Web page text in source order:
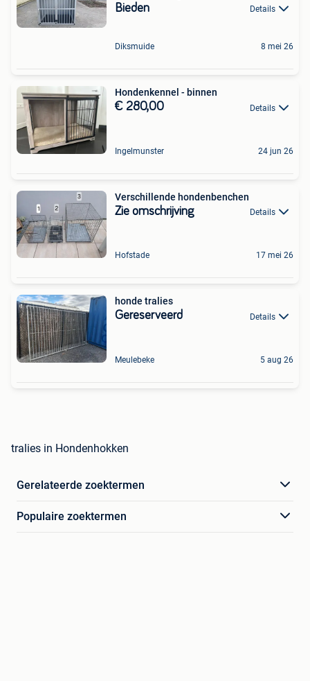
Bieden Details
Diksmuide 8 mei 26
Hondenkennel - binnen
€ 280,00 Details
Ingelmunster 24 jun 26
Verschillende hondenbenchen
Zie omschrijving Details
Hofstade 17 mei 26
honde tralies
Gereserveerd Details
Meulebeke 5 aug 26
tralies in Hondenhokken
Gerelateerde zoektermen
Populaire zoektermen